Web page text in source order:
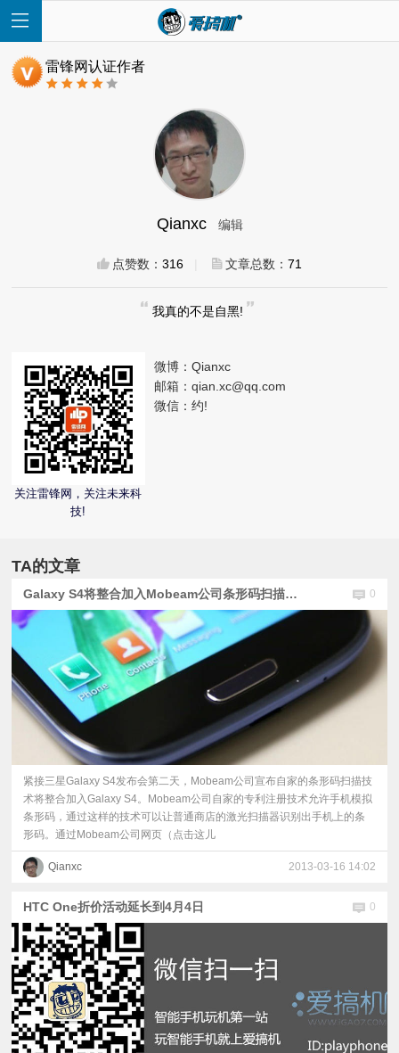
测
视
频
普
验
专
雷锋网认证作者
Qianxc 编辑
点赞数： 316 文章总数： 71
我真的不是自黑!
关注雷锋网，关注未来科
技!
微博： Qianxc
邮箱： qian.xc@qq.com
微信： 约!
TA的文章
Galaxy S4将整合加入Mobeam公司条形码扫描功能 0
紧接三星Galaxy S4发布会第二天，Mobeam公司宣布自家的条形码扫描技
术将整合加入Galaxy S4。Mobeam公司自家的专利注册技术允许手机模拟
条形码，通过这样的技术可以让普通商店的激光扫描器识别出手机上的条
形码。通过Mobeam公司网页（点击这儿
Qianxc 2013-03-16 14:02
HTC One折价活动延长到4月4日 0